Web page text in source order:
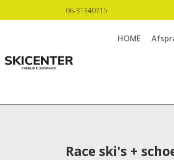
06-31340715
HOME
Race ski's +